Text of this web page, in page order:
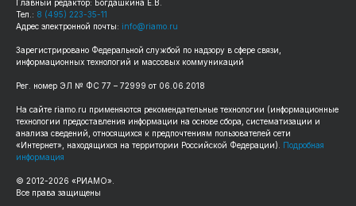
Главный редактор: Богдашкина Е.В.
Тел.: 8 (495) 223-35-11
Адрес электронной почты: info@riamo.ru
Зарегистрировано Федеральной службой по надзору в сфере связи,
информационных технологий и массовых коммуникаций
Рег. номер ЭЛ № ФС 77 – 72999 от 06.06.2018
На сайте riamo.ru применяются рекомендательные технологии (информационные
технологии предоставления информации на основе сбора, систематизации и
анализа сведений, относящихся к предпочтениям пользователей сети
«Интернет», находящихся на территории Российской Федерации). Подробная
информация
© 2012-2026 «РИАМО».
Все права защищены